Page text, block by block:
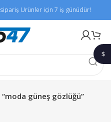
Ürünler için 7 iş günüdür!
güneş gözlüğü”
$